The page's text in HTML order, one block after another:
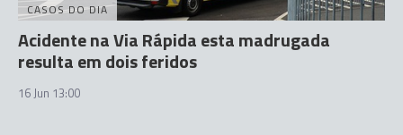
CASOS DO DIA
Acidente na Via Rápida esta madrugada
resulta em dois feridos
16 Jun 13:00